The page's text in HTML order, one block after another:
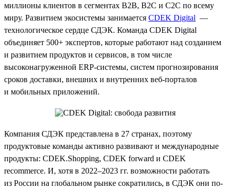
миллионы клиентов в сегментах B2B, B2C и C2C по всему
миру. Развитием экосистемы занимается CDEK Digital —
технологическое сердце СДЭК. Команда CDEK Digital
объединяет 500+ экспертов, которые работают над созданием
и развитием продуктов и сервисов, в том числе
высоконагруженной ERP-системы, систем прогнозирования
сроков доставки, внешних и внутренних веб-порталов
и мобильных приложений.
Компания СДЭК представлена в 27 странах, поэтому
продуктовые команды активно развивают и международные
продукты: CDEK.Shopping, CDEK forward и CDEK
recommerce. И, хотя в 2022–2023 гг. возможности работать
из России на глобальном рынке сократились, в СДЭК они по-